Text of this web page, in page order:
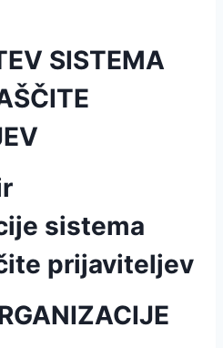
SISTEMA
sistema
prijaviteljev